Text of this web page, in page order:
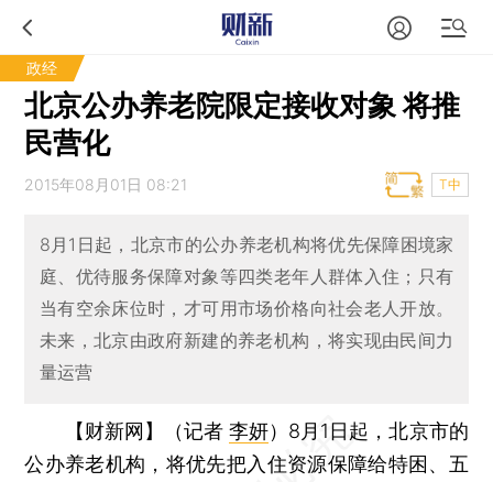
政经
北京公办养老院限定接收对象 将推
民营化
2015年08月01日 08:21 T中
8月1日起，北京市的公办养老机构将优先保障困境家
庭、优待服务保障对象等四类老年人群体入住；只有
当有空余床位时，才可用市场价格向社会老人开放。
未来，北京由政府新建的养老机构，将实现由民间力
量运营
【财新网】（记者 李妍） 8月1日起，北京市的
公办养老机构，将优先把入住资源保障给特困、五